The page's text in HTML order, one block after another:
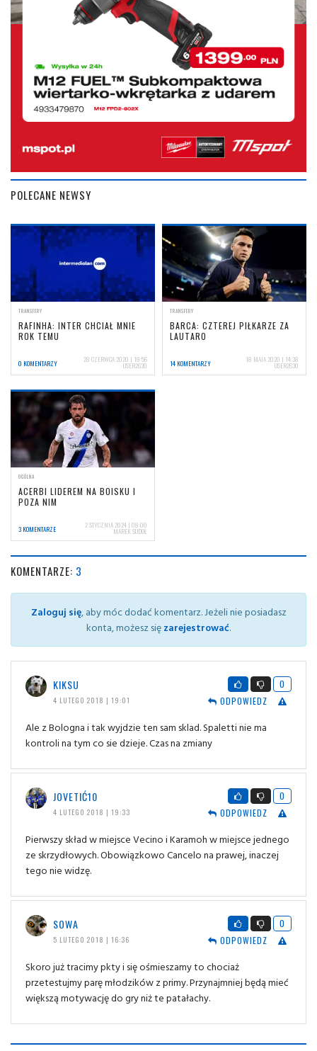
POLECANE NEWSY
TRANSFERY
RAFINHA: INTER CHCIAŁ MNIE
ROK TEMU
0 KOMENTARZY 28 CZERWCA 2020 | 19:56
USER2630
TRANSFERY
BARCA: CZTEREJ PIŁKARZE ZA
LAUTARO
14 KOMENTARZY 18 MAJA 2020 | 14:38
USER2630
OGÓLNA
ACERBI LIDEREM NA BOISKU I
POZA NIM
3 KOMENTARZE 2 STYCZNIA 2024 | 08:00
MAREK SUDOŁ
KOMENTARZE: 3
Zaloguj się, aby móc dodać komentarz. Jeżeli nie posiadasz
konta, możesz sięzarejestrować.
KIKSU
4 LUTEGO 2018 | 19:01
0
ODPOWIEDZ
Ale z Bologna i tak wyjdzie ten sam sklad. Spaletti nie ma
kontroli na tym co sie dzieje. Czas na zmiany
JOVETIĆ10
4 LUTEGO 2018 | 19:33
0
ODPOWIEDZ
Pierwszy skład w miejsce Vecino i Karamoh w miejsce jednego
ze skrzydłowych. Obowiązkowo Cancelo na prawej, inaczej
tego nie widzę.
SOWA
5 LUTEGO 2018 | 16:36
0
ODPOWIEDZ
Skoro już tracimy pkty i się ośmieszamy to chociaż
przetestujmy parę młodzików z primy. Przynajmniej będą mieć
większą motywację do gry niż te patałachy.